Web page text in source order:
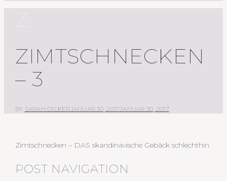
ZIMTSCHNECKEN
– 3
BY SARAH DICKERJANUAR 30, 2017JANUAR 30, 2017
Zimtschnecken – DAS skandinavische Gebäck schlechthin
POST NAVIGATION